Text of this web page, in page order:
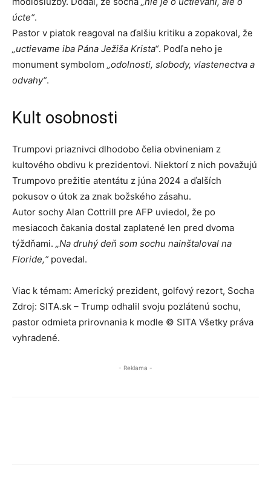
úcte“.
Pastor v piatok reagoval na ďalšiu kritiku a zopakoval, že
„uctievame iba Pána Ježiša Krista“. Podľa neho je
monument symbolom „odolnosti, slobody, vlastenectva a
odvahy“.
Kult osobnosti
Trumpovi priaznivci dlhodobo čelia obvineniam z
kultového obdivu k prezidentovi. Niektorí z nich považujú
Trumpovo prežitie atentátu z júna 2024 a ďalších
pokusov o útok za znak božského zásahu.
Autor sochy Alan Cottrill pre AFP uviedol, že po
mesiacoch čakania dostal zaplatené len pred dvoma
týždňami. „Na druhý deň som sochu nainštaloval na
Floride,“povedal.
Viac k témam: Americký prezident, golfový rezort, Socha
Zdroj: SITA.sk – Trump odhalil svoju pozlátenú sochu,
pastor odmieta prirovnania k modle © SITA Všetky práva
vyhradené.
- Reklama -